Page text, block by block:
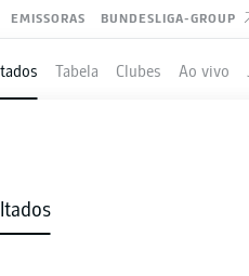
EMISSORAS BUNDESLIGA-GROUP
Tabela Clubes Ao vivo